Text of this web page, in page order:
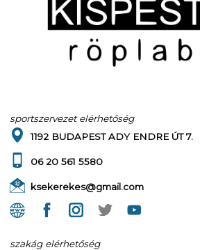
sportszervezet elérhetőség
1192 BUDAPEST ADY ENDRE ÚT 7.
06 20 561 5580
ksekerekes@gmail.com
szakág elérhetőség